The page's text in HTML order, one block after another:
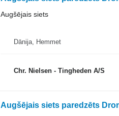
Augšējais siets
Dānija, Hemmet
Chr. Nielsen - Tingheden A/S
Augšējais siets paredzēts